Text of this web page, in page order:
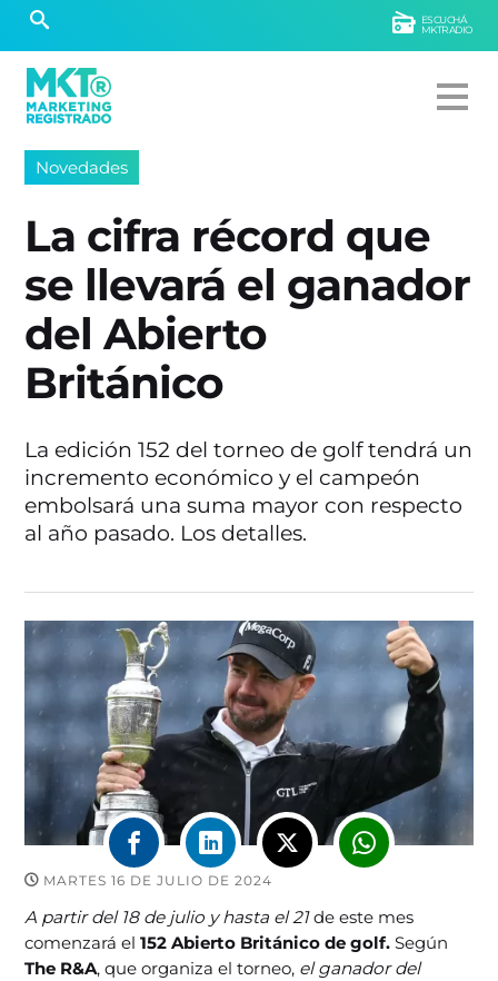
ESCUCHÁ
MKTRADIO
Novedades
La cifra récord que
se llevará el ganador
del Abierto
Británico
La edición 152 del torneo de golf tendrá un
incremento económico y el campeón
embolsará una suma mayor con respecto
al año pasado. Los detalles.
MARTES 16 DE JULIO DE 2024
A partir del 18 de julio y hasta el 21de este mes
comenzará el 152 Abierto Británico de golf. Según
The R&A, que organiza el torneo, el ganador del